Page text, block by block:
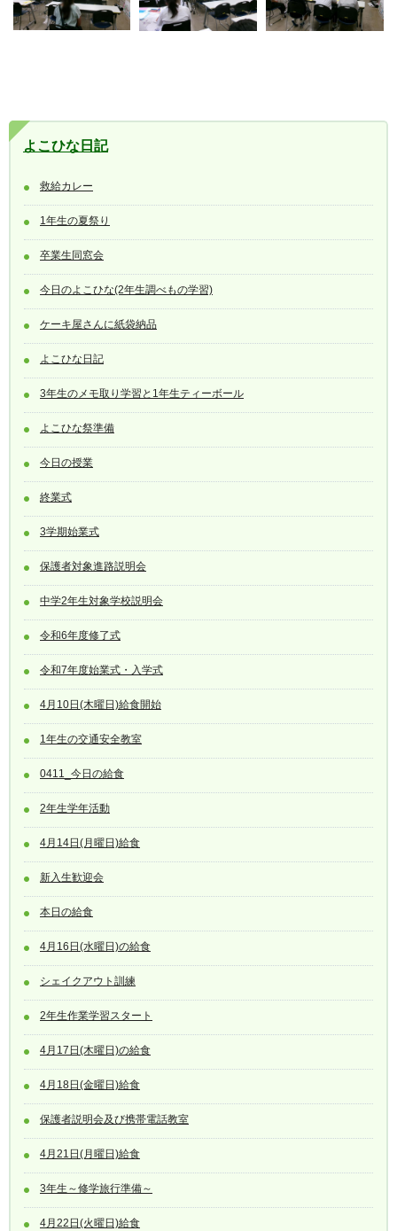
よこひな日記
救給カレー
1年生の夏祭り
卒業生同窓会
今日のよこひな(2年生調べもの学習)
ケーキ屋さんに紙袋納品
よこひな日記
3年生のメモ取り学習と1年生ティーボール
よこひな祭準備
今日の授業
終業式
3学期始業式
保護者対象進路説明会
中学2年生対象学校説明会
令和6年度修了式
令和7年度始業式・入学式
4月10日(木曜日)給食開始
1年生の交通安全教室
0411_今日の給食
2年生学年活動
4月14日(月曜日)給食
新入生歓迎会
本日の給食
4月16日(水曜日)の給食
シェイクアウト訓練
2年生作業学習スタート
4月17日(木曜日)の給食
4月18日(金曜日)給食
保護者説明会及び携帯電話教室
4月21日(月曜日)給食
3年生～修学旅行準備～
4月22日(火曜日)給食